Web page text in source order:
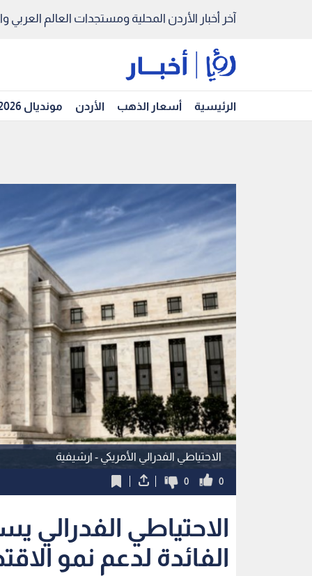
آخر أخبار الأردن المحلية ومستجدات العالم العربي
الرئيسية أسعار الذهب الأردن مونديال 2026
الاحتياطي الفدرالي الأمريكي - ارشيفية
0
0
الاحتياطي
الفائدة لدعم نمو